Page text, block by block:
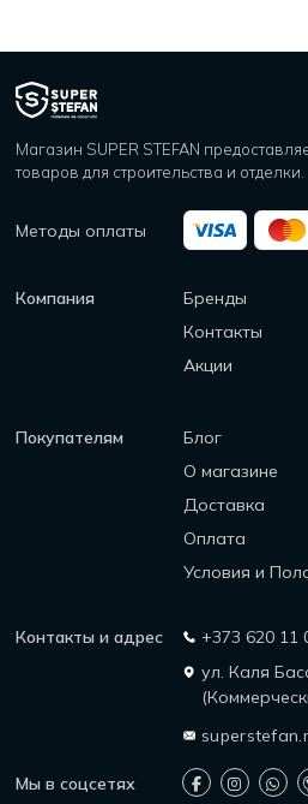
Магазин SUPER STEFAN
товаров для строительства и отделки.
Методы оплаты
Компания
Бренды
Контакты
Акции
Покупателям
Блог
О магазине
Доставка
Оплата
Условия и
Контакты и адрес
+373 620 11
ул. Каля
Мы в соцсетях